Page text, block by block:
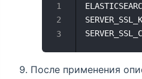
После применения